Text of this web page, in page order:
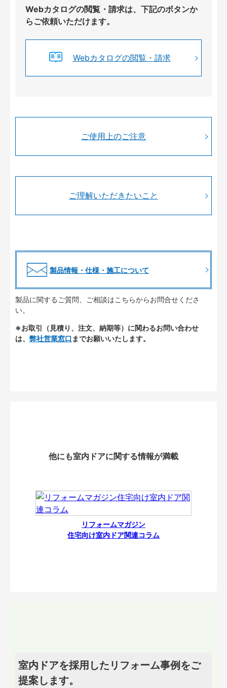
Webカタログの閲覧・請求は、下記のボタンか
らご依頼いただけます。
Webカタログの閲覧・請求
ご使用上のご注意
ご理解いただきたいこと
製品情報・仕様・施工について
製品に関するご質問、ご相談はこちらからお問合せくださ
い。
※お取引（見積り、注文、納期等）に関わるお問い合わせ
は、 弊社営業窓口 までお願いいたします。
他にも室内ドアに関する情報が満載
リフォームマガジン
住宅向け室内ドア関連コラム
室内ドアを採用したリフォーム事例をご
提案します。